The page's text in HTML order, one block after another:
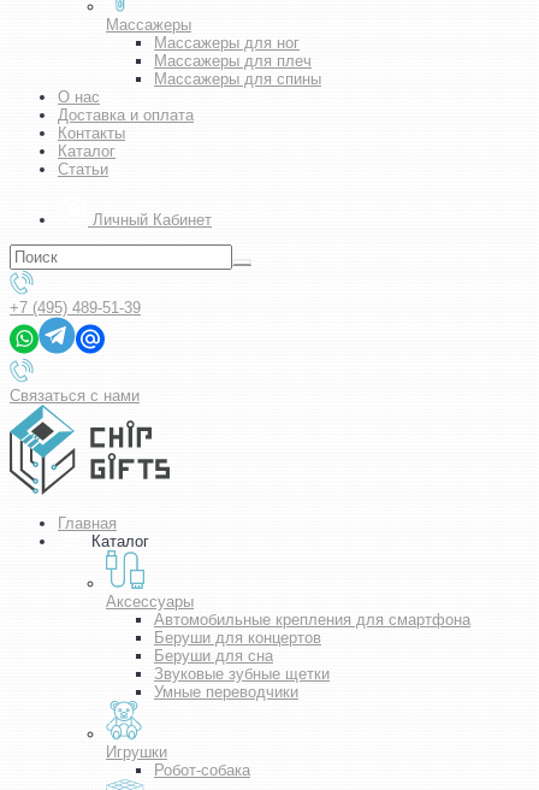
Массажеры
Массажеры для ног
Массажеры для плеч
Массажеры для спины
О нас
Доставка и оплата
Контакты
Каталог
Статьи
Личный Кабинет
+7 (495) 489-51-39
Связаться с нами
Главная
Каталог
Аксессуары
Автомобильные крепления для смартфона
Беруши для концертов
Беруши для сна
Звуковые зубные щетки
Умные переводчики
Игрушки
Робот-собака